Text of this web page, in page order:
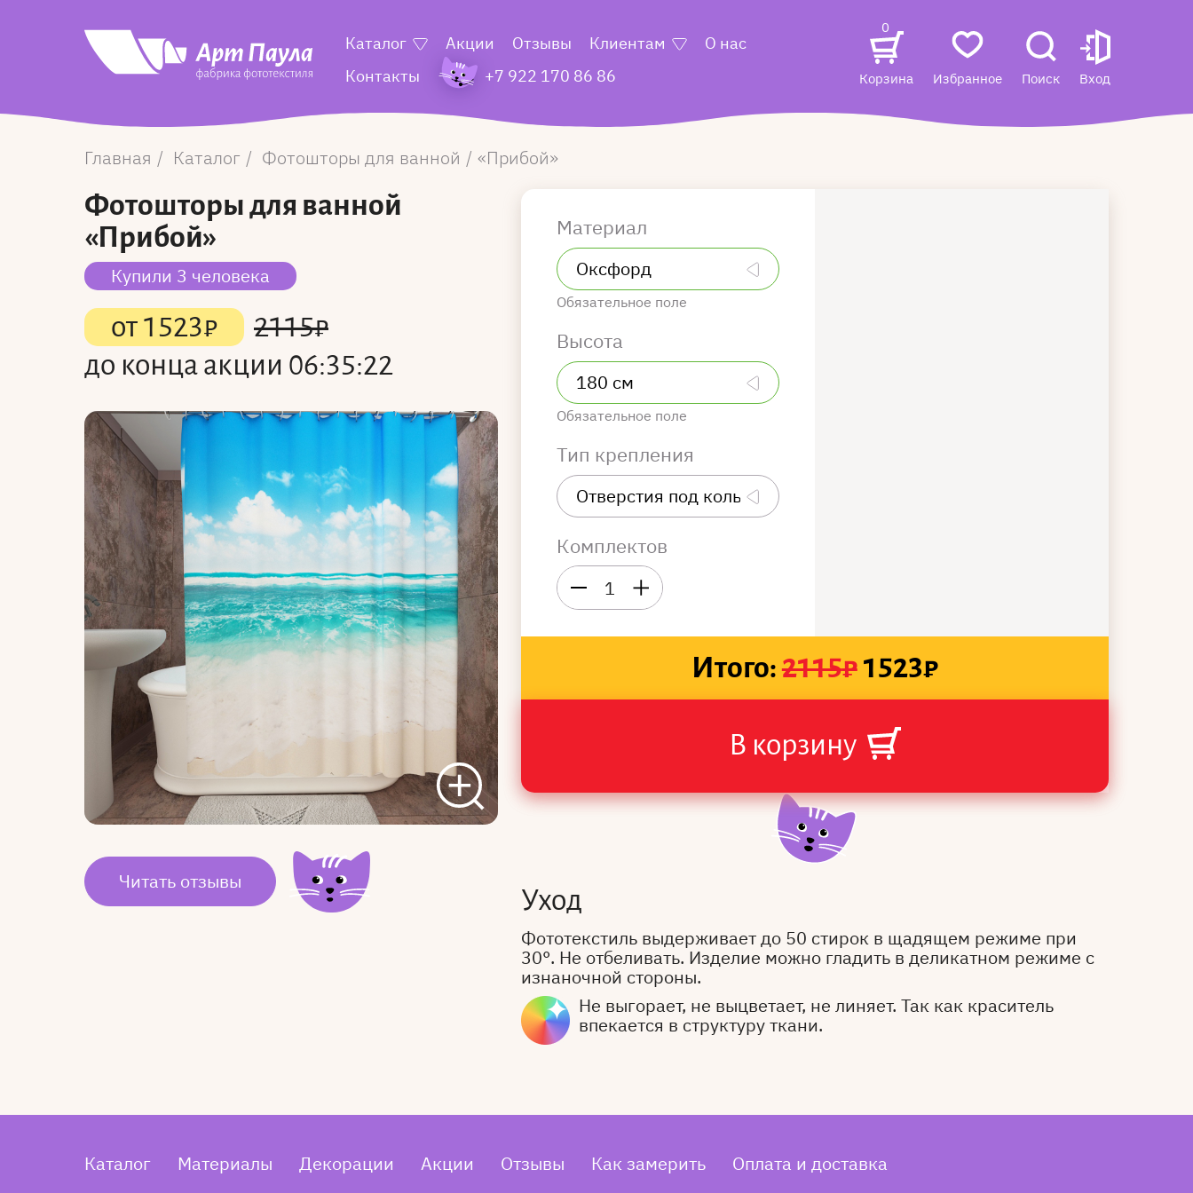
Каталог Акции Отзывы Клиентам
О нас
Контакты
+7 922 170 86 86
0
Корзина Избранное Поиск Вход
Главная Каталог Фотошторы для ванной Прибой
Фотошторы для ванной
«Прибой»
Купили 3 человека
от1523₽ 2115₽
до конца акции 06:35:22
Читать отзывы
Материал
Обязательное поле
Высота
Обязательное поле
Тип крепления
Комплектов
1
Итого:2115₽1523₽
В корзину
Уход
Фототекстиль выдерживает до 50 стирок в щадящем режиме при
30°. Не отбеливать. Изделие можно гладить в деликатном режиме с
изнаночной стороны.
Не выгорает, не выцветает, не линяет. Так как краситель
впекается в структуру ткани.
Каталог Материалы Декорации Акции Отзывы Как замерить
Оплата и доставка